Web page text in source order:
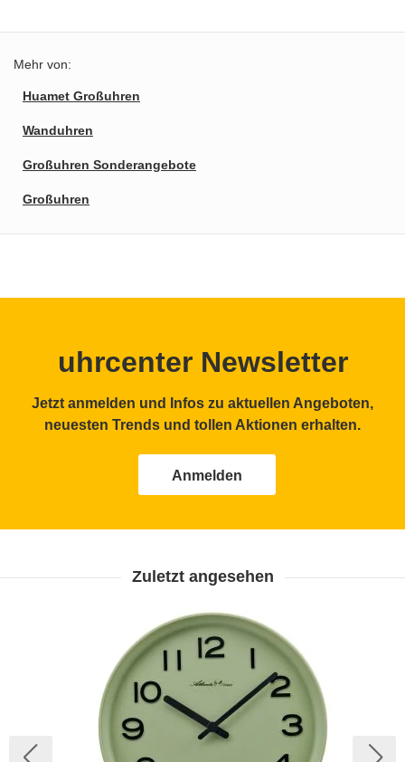
Mehr von:
Huamet Großuhren
Wanduhren
Großuhren Sonderangebote
Großuhren
uhrcenter Newsletter
Jetzt anmelden und Infos zu aktuellen Angeboten,
neuesten Trends und tollen Aktionen erhalten.
Anmelden
Zuletzt angesehen